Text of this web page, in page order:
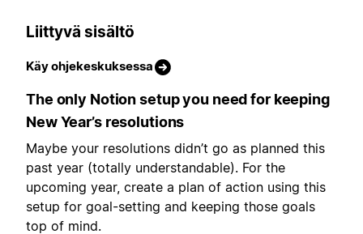
Liittyvä sisältö
Käy ohjekeskuksessa
The only Notion setup you need for keeping
New Year’s resolutions
Maybe your resolutions didn’t go as planned this
past year (totally understandable). For the
upcoming year, create a plan of action using this
setup for goal-setting and keeping those goals
top of mind.